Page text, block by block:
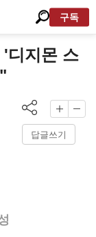
구독
디지몬 스
답글쓰기